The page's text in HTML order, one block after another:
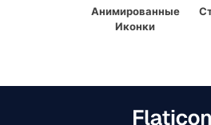
Анимированные
Иконки